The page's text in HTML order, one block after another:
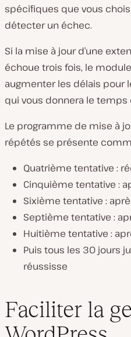
spécifiques que vous
détecter un échec.
Si la mise à jour d’une
échoue trois fois, le
augmenter les délais pour
qui vous donnera le temps
Le programme de mise à
répétés se présente
Quatrième tentative :
Cinquième tentative :
Sixième tentative :
Septième tentative :
Huitième tentative :
Puis tous les 30 jours
réussisse
Faciliter la